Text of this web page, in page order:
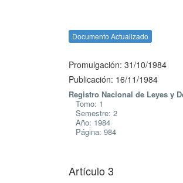
Documento Actualizado
Promulgación: 31/10/1984
Publicación: 16/11/1984
Registro Nacional de Leyes y
Tomo: 1
Semestre: 2
Año: 1984
Página: 984
Artículo 3